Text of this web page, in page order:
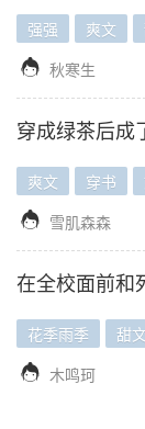
强强 爽文
 秋寒生
穿成绿茶后成
爽文 穿书
 雪肌森森
在全校面前和
花季雨季 甜
 木鸣珂